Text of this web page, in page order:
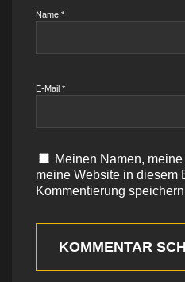
Name *
E-Mail *
Meinen Namen,
meine Website in diesem
Kommentierung
KOMMENTAR